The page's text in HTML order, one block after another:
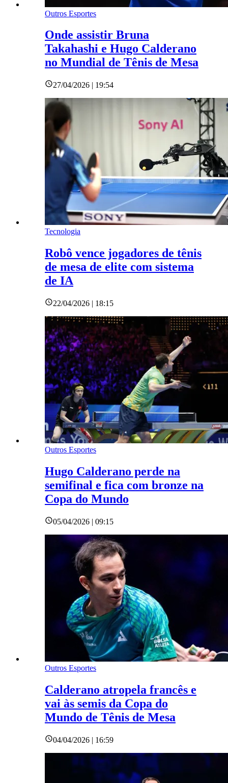
Outros Esportes
Onde assistir Bruna
Takahashi e Hugo Calderano
no Mundial de Tênis de Mesa
27/04/2026 | 19:54
Tecnologia
Robô vence jogadores de tênis
de mesa de elite com sistema
de IA
22/04/2026 | 18:15
Outros Esportes
Hugo Calderano perde na
semifinal e fica com bronze na
Copa do Mundo
05/04/2026 | 09:15
Outros Esportes
Calderano atropela francês e
vai às semis da Copa do
Mundo de Tênis de Mesa
04/04/2026 | 16:59